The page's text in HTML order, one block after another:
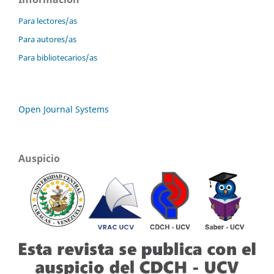
Para lectores/as
Para autores/as
Para bibliotecarios/as
Open Journal Systems
Auspicio